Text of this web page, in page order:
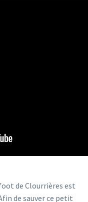
de Clourrières est
de sauver ce petit